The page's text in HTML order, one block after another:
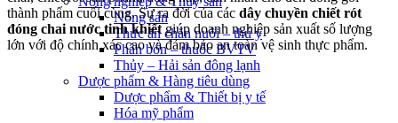
Nông sản
Thức ăn chăn nuôi – thú y
Phân bón – thuốc BVTV
Thủy – Hải sản đông lạnh
Dược phẩm & Hàng tiêu dùng
Dược phẩm & Thiết bị y tế
Hóa mỹ phẩm
thành phẩm cuối cùng. Sự ra đời của các dây chuyền chiết rót
đóng chai nước tinh khiếtgiúp doanh nghiệp sản xuất số lượng
lớn với độ chính xác cao và đảm bảo an toàn vệ sinh thực phẩm.